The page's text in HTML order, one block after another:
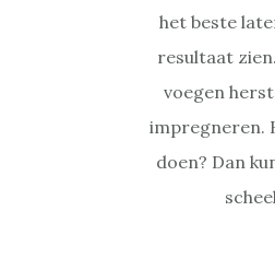
het beste
resultaat
voegen
impregneren.
doen? Dan